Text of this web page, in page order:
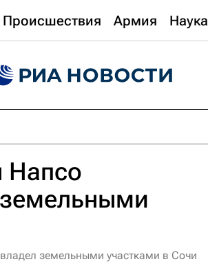
Происшествия Армия Наука
Напсо
земельными участками в Сочи